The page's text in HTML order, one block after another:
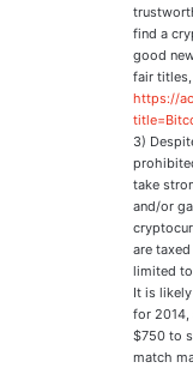
find a
good
fair
https://
3)
take
and/or
are
limited
It is
for 2014,
$750 to
match